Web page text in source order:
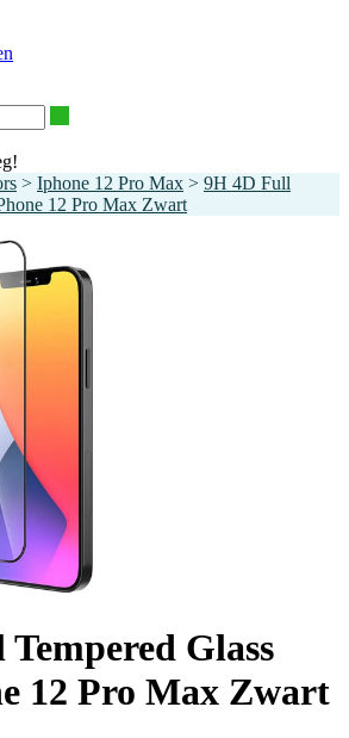
> Iphone 12 Pro Max > 9H 4D Full
12 Pro Max Zwart
Glass
12 Pro Max Zwart